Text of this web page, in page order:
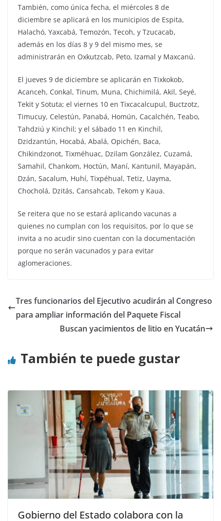
También, como única fecha, el miércoles 8 de
diciembre se aplicará en los municipios de Espita,
Halachó, Yaxcabá, Temozón, Tecoh, y Tzucacab,
además en los días 8 y 9 del mismo mes, se
administrarán en Oxkutzcab, Peto, Izamal y Maxcanú.
El jueves 9 de diciembre se aplicarán en Tixkokob,
Acanceh, Conkal, Tinum, Muna, Chichimilá, Akil, Seyé,
Tekit y Sotuta; el viernes 10 en Tixcacalcupul, Buctzotz,
Timucuy, Celestún, Panabá, Homún, Cacalchén, Teabo,
Tahdziú y Kinchil; y el sábado 11 en Kinchil,
Dzidzantún, Hocabá, Abalá, Opichén, Baca,
Chikindzonot, Tixméhuac, Dzilam González, Cuzamá,
Samahil, Chankom, Hoctún, Maní, Kantunil, Mayapán,
Dzán, Sacalum, Huhí, Tixpéhual, Tetiz, Uayma,
Chocholá, Dzitás, Cansahcab, Tekom y Kaua.
Se reitera que no se estará aplicando vacunas a
quienes no cumplan con los requisitos, por lo que se
invita a no acudir sino cuentan con la documentación
porque no serán vacunados y para evitar
aglomeraciones.
Tres funcionarios del Ejecutivo acudirán al Congreso
para ampliar información del Paquete Fiscal
Buscan yacimientos de litio en Yucatán
También te puede gustar
Gobierno del Estado colabora con la